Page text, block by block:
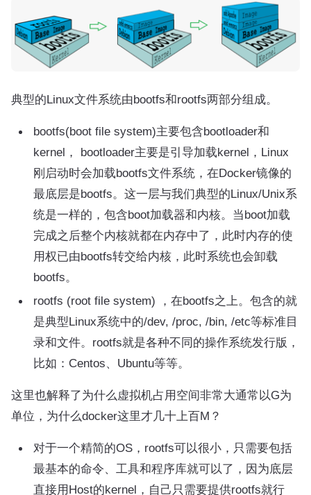
典型的Linux文件系统由bootfs和rootfs两部分组成。
bootfs(boot file system)主要包含bootloader和
kernel， bootloader主要是引导加载kernel，Linux
刚启动时会加载bootfs文件系统，在Docker镜像的
最底层是bootfs。这一层与我们典型的Linux/Unix系
统是一样的，包含boot加载器和内核。当boot加载
完成之后整个内核就都在内存中了，此时内存的使
用权已由bootfs转交给内核，此时系统也会卸载
bootfs。
rootfs (root file system) ，在bootfs之上。包含的就
是典型Linux系统中的/dev, /proc, /bin, /etc等标准目
录和文件。rootfs就是各种不同的操作系统发行版，
比如：Centos、Ubuntu等等。
这里也解释了为什么虚拟机占用空间非常大通常以G为
单位，为什么docker这里才几十上百M？
对于一个精简的OS，rootfs可以很小，只需要包括
最基本的命令、工具和程序库就可以了，因为底层
直接用Host的kernel，自己只需要提供rootfs就行